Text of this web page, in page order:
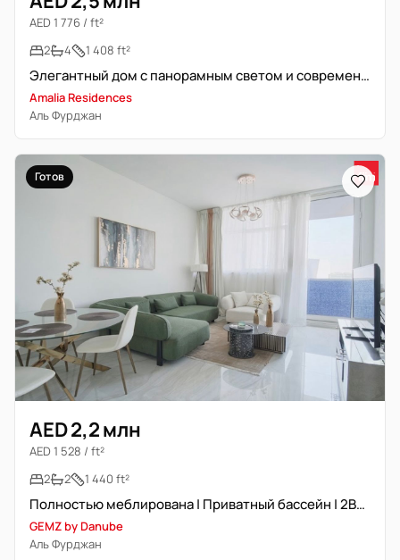
AED 1 776 / ft²
2
4 1 408 ft²
Элегантный дом с панорамным светом и современным комфортом
Amalia Residences
Аль Фурджан
Готов
AED 2,2 млн
AED 1 528 / ft²
2
2 1 440 ft²
Полностью меблирована | Приватный бассейн | 2BHK+Study
GEMZ by Danube
Аль Фурджан